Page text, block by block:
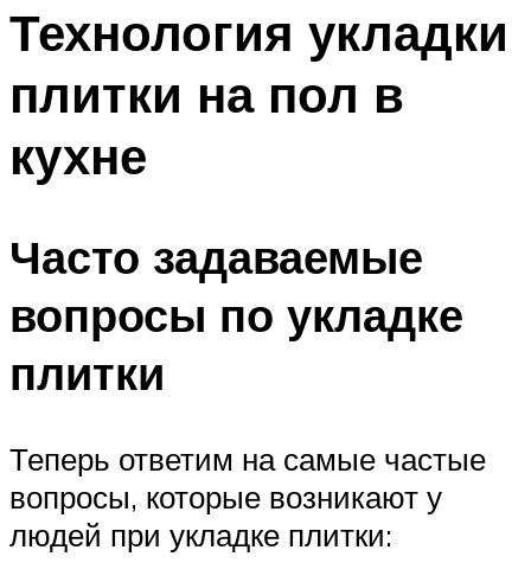
Технология укладки
плитки на пол в
кухне
Часто задаваемые
вопросы по укладке
плитки
Теперь ответим на самые частые
вопросы, которые возникают у
людей при укладке плитки: